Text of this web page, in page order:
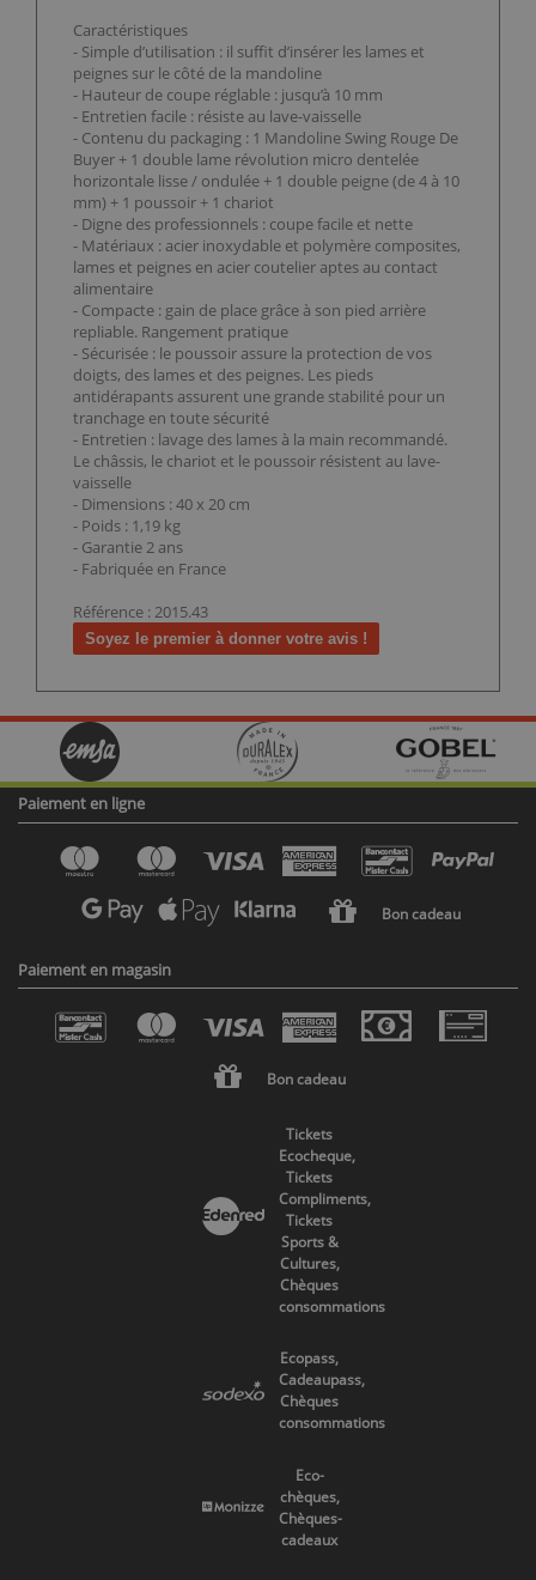
Caractéristiques
- Simple d’utilisation : il suffit d’insérer les lames et
peignes sur le côté de la mandoline
- Hauteur de coupe réglable : jusqu’à 10 mm
- Entretien facile : résiste au lave-vaisselle
- Contenu du packaging : 1 Mandoline Swing Rouge De
Buyer + 1 double lame révolution micro dentelée
horizontale lisse / ondulée + 1 double peigne (de 4 à 10
mm) + 1 poussoir + 1 chariot
- Digne des professionnels : coupe facile et nette
- Matériaux : acier inoxydable et polymère composites,
lames et peignes en acier coutelier aptes au contact
alimentaire
- Compacte : gain de place grâce à son pied arrière
repliable. Rangement pratique
- Sécurisée : le poussoir assure la protection de vos
doigts, des lames et des peignes. Les pieds
antidérapants assurent une grande stabilité pour un
tranchage en toute sécurité
- Entretien : lavage des lames à la main recommandé.
Le châssis, le chariot et le poussoir résistent au lave-
vaisselle
- Dimensions : 40 x 20 cm
- Poids : 1,19 kg
- Garantie 2 ans
- Fabriquée en France
Référence : 2015.43
Soyez le premier à donner votre avis !
Paiement en ligne
Bon cadeau
Paiement en magasin
Bon cadeau
Tickets
Ecocheque,
Tickets
Compliments,
Tickets
Sports &
Cultures,
Chèques
consommations
Ecopass,
Cadeaupass,
Chèques
consommations
Eco-
chèques,
Chèques-
cadeaux